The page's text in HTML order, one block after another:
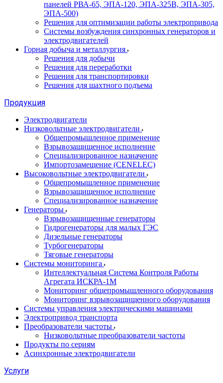
панелей РВА-65, ЭПА-120, ЭПА-325В, ЭПА-305,
ЭПА-500)
Решения для оптимизации работы электропривода
Системы возбуждения синхронных генераторов и
электродвигателей
Горная добыча и металлургия
Решения для добычи
Решения для переработки
Решения для транспортировки
Решения для шахтного подъема
Продукция
Электродвигатели
Низковольтные электродвигатели
Общепромышленное применение
Взрывозащищенное исполнение
Специализированное назначение
Импортозамещение (CENELEC)
Высоковольтные электродвигатели
Общепромышленное применение
Взрывозащищенное исполнение
Специализированное назначение
Генераторы
Взрывозащищенные генераторы
Гидрогенераторы для малых ГЭС
Дизельные генераторы
Турбогенераторы
Тяговые генераторы
Системы мониторинга
Интеллектуальная Система Контроля Работы
Агрегата ИСКРА-1М
Мониторинг общепромышленного оборудования
Мониторинг взрывозащищенного оборудования
Системы управления электрическими машинами
Электропривод транспорта
Преобразователи частоты
Низковольтные преобразователи частоты
Продукты по сериям
Асинхронные электродвигатели
Услуги